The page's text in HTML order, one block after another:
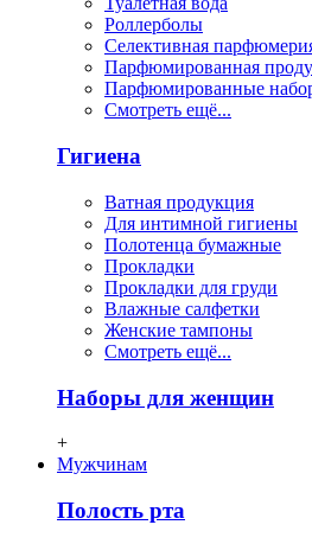
Роллерболы
Селективная
Парфюмированная
Парфюмированные
Смотреть ещё...
Гигиена
Ватная продукция
Для интимной гигиены
Полотенца бумажные
Прокладки
Прокладки для груди
Влажные салфетки
Женские тампоны
Смотреть ещё...
Наборы для женщин
+
Мужчинам
Полость рта